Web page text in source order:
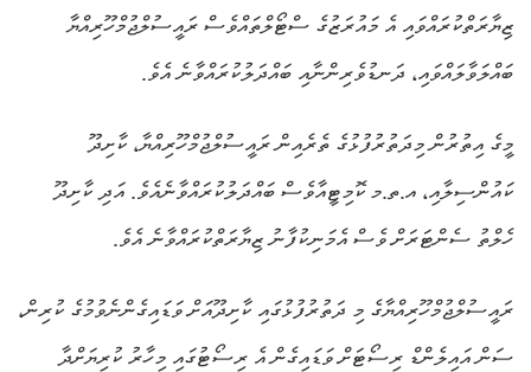
ޒިޔާރަތްކުރައްވައި އެ މައުރަޒުގެ ސްޓޯލްތައްވެސް ރައީސުލްޖުމްހޫރިއްޔާ
ބައްލަވާލައްވައި، ދަނޑުވެރިންނާއި ބައްދަލުކުރައްވާނެ އެވެ.
މީގެ އިތުރުން މިދަތުރުފުޅުގެ ތެރެއިން ރައީސުލްޖުމްހޫރިއްޔާ، ކާށިދޫ
ކައުންސިލާއި، އ.ތ.މ ކޮމިޓީއާވެސް ބައްދަލުކުރައްވާނެއެވެ. އަދި ކާށިދޫ
ހެލްތު ސެންޓަރަށް ވެސް އެމަނިކުފާނު ޒިޔާރަތްކުރައްވާނެ އެވެ.
ރައީސުލްޖުމްހޫރިއްޔާގެ މި ދަތުރުފުޅުގައި ކާށިދޫއަށް ވަޑައިގެންނެވުމުގެ ކުރިން،
ސަން އައިލެންޑް ރިސޯޓަށް ވަޑައިގެން އެ ރިސޯޓުގައި މިހާރު ކުރިޔަށްދާ